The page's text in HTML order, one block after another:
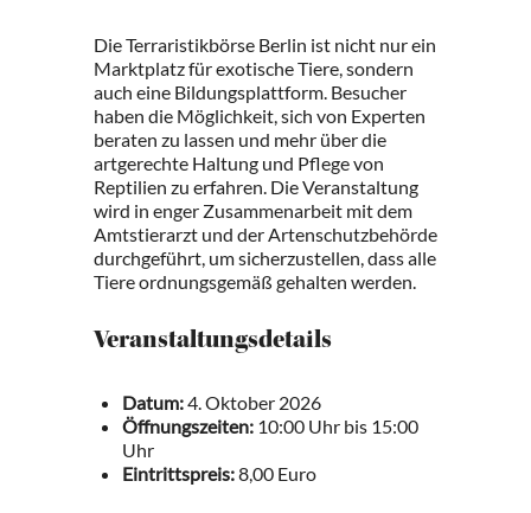
Die Terraristikbörse Berlin ist nicht nur ein
Marktplatz für exotische Tiere, sondern
auch eine Bildungsplattform. Besucher
haben die Möglichkeit, sich von Experten
beraten zu lassen und mehr über die
artgerechte Haltung und Pflege von
Reptilien zu erfahren. Die Veranstaltung
wird in enger Zusammenarbeit mit dem
Amtstierarzt und der Artenschutzbehörde
durchgeführt, um sicherzustellen, dass alle
Tiere ordnungsgemäß gehalten werden.
Veranstaltungsdetails
Datum:4. Oktober 2026
Öffnungszeiten: 10:00 Uhr bis 15:00
Uhr
Eintrittspreis:8,00 Euro